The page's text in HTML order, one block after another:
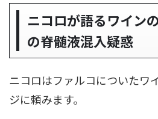
ニコロが語るワイン
の脊髄液混入疑惑
ニコロはファルコについたワ
ジに頼みます。